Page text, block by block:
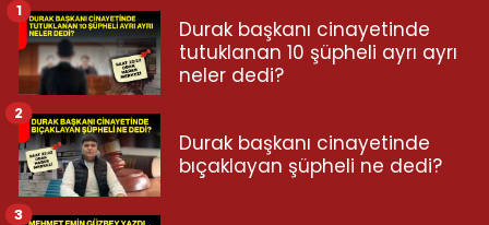
Durak başkanı cinayetinde
tutuklanan 10 şüpheli ayrı ayrı
neler dedi?
1
Durak başkanı cinayetinde
bıçaklayan şüpheli ne dedi?
2
3